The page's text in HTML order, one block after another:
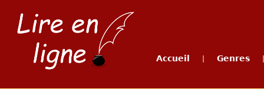
Accueil Genres